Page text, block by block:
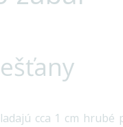
cca 1 cm hrubé